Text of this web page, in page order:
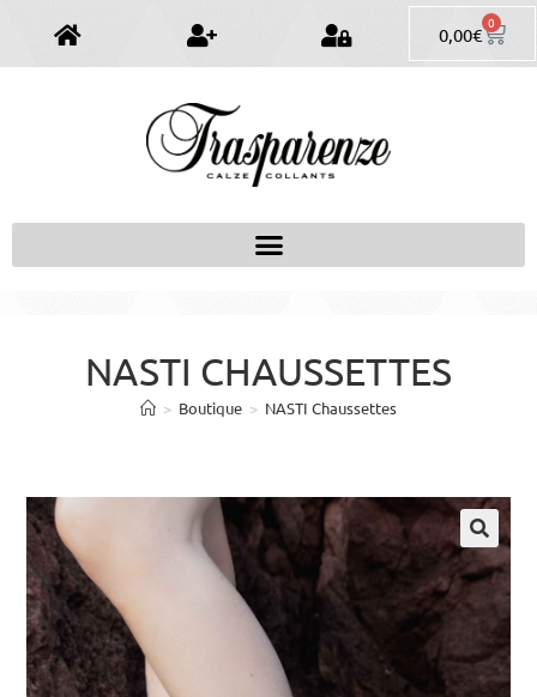
0,00€ 0
NASTI CHAUSSETTES
> Boutique > NASTI Chaussettes